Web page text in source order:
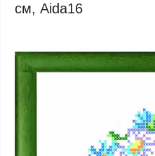
см, Aida16